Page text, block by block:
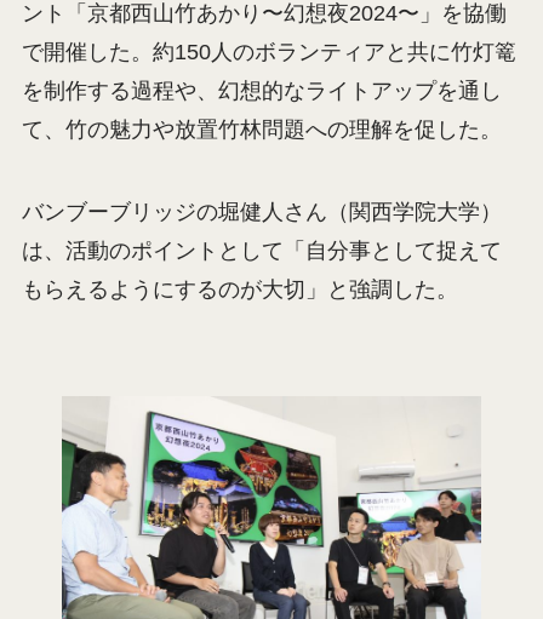
ント「京都西山竹あかり〜幻想夜2024〜」を協働
で開催した。約150人のボランティアと共に竹灯篭
を制作する過程や、幻想的なライトアップを通し
て、竹の魅力や放置竹林問題への理解を促した。
バンブーブリッジの堀健人さん（関西学院大学）
は、活動のポイントとして「自分事として捉えて
もらえるようにするのが大切」と強調した。